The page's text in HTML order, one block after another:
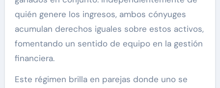
quién genere los ingresos, ambos cónyuges
acumulan derechos iguales sobre estos activos,
fomentando un sentido de equipo en la gestión
financiera.
Este régimen brilla en parejas donde uno se